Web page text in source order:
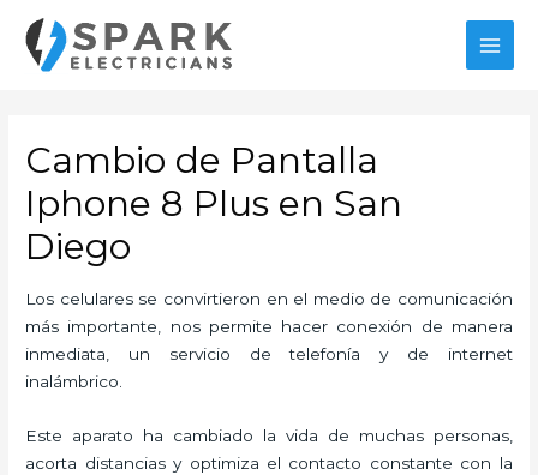
contenido
Cambio de Pantalla
Iphone 8 Plus en San
Diego
Los celulares se convirtieron en el medio de comunicación
más importante, nos permite hacer conexión de manera
inmediata, un servicio de telefonía y de internet
inalámbrico.
Este aparato ha cambiado la vida de muchas personas,
acorta distancias y optimiza el contacto constante con la